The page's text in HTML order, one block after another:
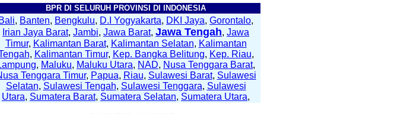
BPR DI SELURUH PROVINSI DI INDONESIA
Bali, Banten, Bengkulu, D.I Yogyakarta, DKI Jaya, Gorontalo,
Irian Jaya Barat, Jambi, Jawa Barat, Jawa Tengah, Jawa
Timur, Kalimantan Barat, Kalimantan Selatan, Kalimantan
, Kalimantan Timur, Kep. Bangka Belitung, Kep. Riau,
, Maluku, Maluku Utara, NAD, Nusa Tenggara Barat,
Tenggara Timur, Papua, Riau, Sulawesi Barat, Sulawesi
Selatan, Sulawesi Tengah, Sulawesi Tenggara, Sulawesi
Utara, Sumatera Barat, Sumatera Selatan, Sumatera Utara,